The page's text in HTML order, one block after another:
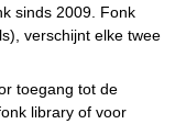
sinds 2009. Fonk
verschijnt elke twee
toegang tot de
library of voor